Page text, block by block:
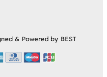
& Powered by BEST